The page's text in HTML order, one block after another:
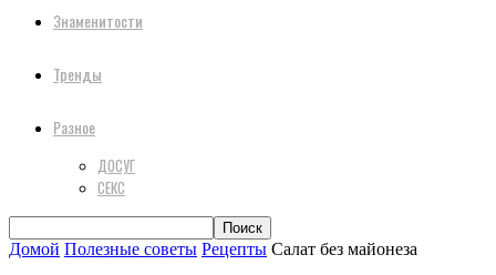
Знаменитости
Тренды
Разное
ДОСУГ
СЕКС
Домой Полезные советы Рецепты Салат без майонеза